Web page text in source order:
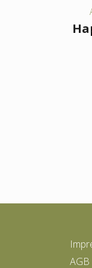
AGB